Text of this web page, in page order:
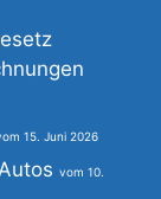
15. Juni 2026
10.